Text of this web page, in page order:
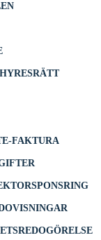
E-FAKTURA
SPONSRING